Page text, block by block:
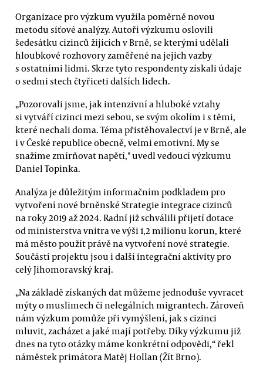
Organizace pro výzkum využila poměrně novou
metodu síťové analýzy. Autoři výzkumu oslovili
šedesátku cizinců žijících v Brně, se kterými udělali
hloubkové rozhovory zaměřené na jejich vazby
s ostatními lidmi. Skrze tyto respondenty získali údaje
o sedmi stech čtyřiceti dalších lidech.
„Pozorovali jsme, jak intenzivní a hluboké vztahy
si vytváří cizinci mezi sebou, se svým okolím i s těmi,
které nechali doma. Téma přistěhovalectví je v Brně, ale
i v České republice obecně, velmi emotivní. My se
snažíme zmírňovat napětí," uvedl vedoucí výzkumu
Daniel Topinka.
Analýza je důležitým informačním podkladem pro
vytvoření nové brněnské Strategie integrace cizinců
na roky 2019 až 2024. Radní již schválili přijetí dotace
od ministerstva vnitra ve výši 1,2 milionu korun, které
má město použít právě na vytvoření nové strategie.
Součástí projektu jsou i další integrační aktivity pro
celý Jihomoravský kraj.
„Na základě získaných dat můžeme jednoduše vyvracet
mýty o muslimech či nelegálních migrantech. Zároveň
nám výzkum pomůže při vymýšlení, jak s cizinci
mluvit, zacházet a jaké mají potřeby. Díky výzkumu již
dnes na tyto otázky máme konkrétní odpovědi,“ řekl
náměstek primátora Matěj Hollan (Žít Brno).